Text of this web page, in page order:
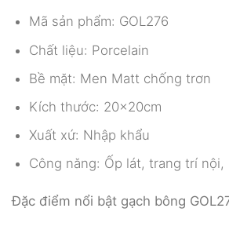
Mã sản phẩm: GOL276
Chất liệu: Porcelain
Bề mặt: Men Matt chống trơn
Kích thước: 20x20cm
Xuất xứ: Nhập khẩu
Công năng: Ốp lát, trang trí nội,
Đặc điểm nổi bật gạch bông